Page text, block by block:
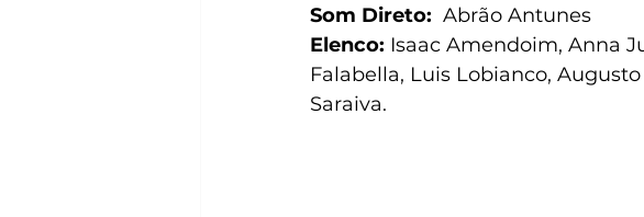
Som Direto: Abrão Antunes
Elenco: Isaac Amendoim, Anna
Falabella, Luis Lobianco,
Saraiva.